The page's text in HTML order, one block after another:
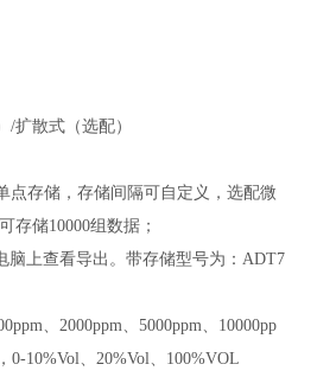
/扩散式（选配）
点存储，存储间隔可自定义，选配微
存储10000组数据；
脑上查看导出。带存储型号为：ADT7
、2000ppm、5000ppm、10000pp
0-10%Vol、20%Vol、100%VOL